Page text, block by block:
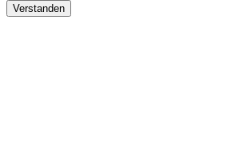
Verstanden